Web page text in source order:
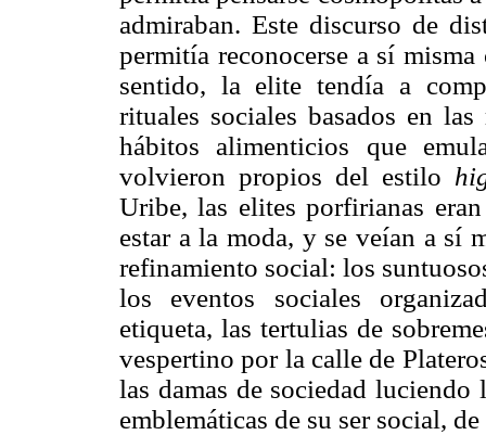
admiraban. Este discurso de
permitía reconocerse a sí
sentido, la elite tendía a
rituales sociales basados en
hábitos alimenticios que
volvieron propios del estilo
Uribe, las elites porfirianas
estar a la moda, y se veían a sí
refinamiento social: los
los eventos sociales
etiqueta, las tertulias de
vespertino por la calle de
las damas de sociedad
emblemáticas de su ser social,